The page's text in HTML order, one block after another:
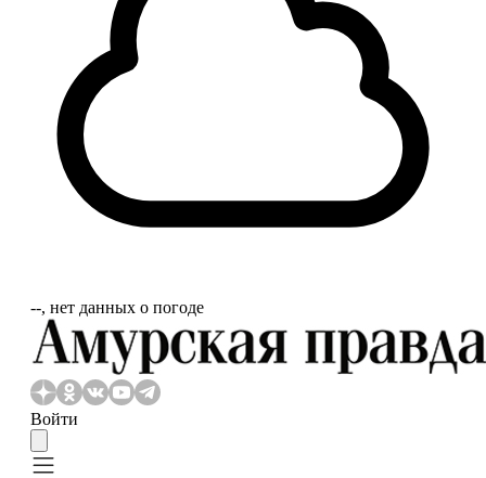
‐‐, нет данных о погоде
Войти